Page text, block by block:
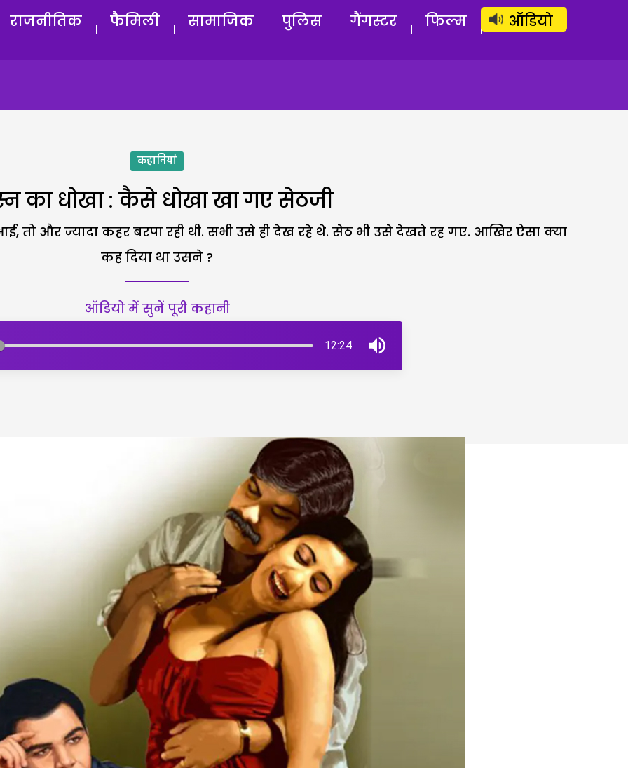
लॉग इन सब्सक्राइब करें
राजनीतिक फैमिली सामाजिक पुलिस गैंगस्टर फिल्म ऑडियो
कहानियां
का धोखा : कैसे धोखा खा गए सेठजी
तो और ज्यादा कहर बरपा रही थी. सभी उसे ही देख रहे थे. सेठ भी उसे देखते रह गए. आखिर ऐसा क्या
कह दिया था उसने ?
ऑडियो में सुनें पूरी कहानी
12:24